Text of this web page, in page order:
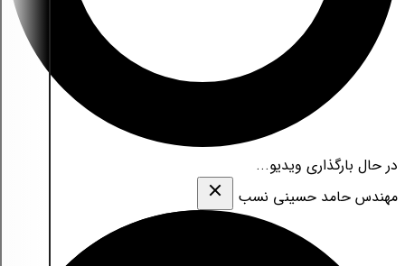
در حال بارگذاری ویدیو...
مهندس حامد حسینی نسب